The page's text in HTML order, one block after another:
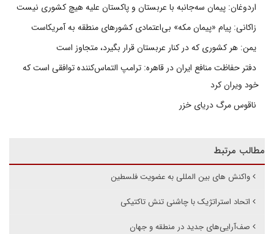
اردوغان: پیمان سه‌جانبه با عربستان و پاکستان علیه هیچ کشوری نیست
زاکانی: پیام «پیمان مکه» بی‌اعتمادی کشورهای منطقه به آمریکاست
یمن: هر کشوری که در کنار عربستان قرار بگیرد، متجاوز است
دفتر حفاظت منافع ایران در قاهره: ترامپ التماس‌کننده توافقی است که
خود ویران کرد
ناقوس مرگ دریای خزر
مطالب مرتبط
واکنش های بین المللی به عضویت فلسطین
اتحاد استراتژیک با چاشنی تنش تاکتیکی
صف‌آرایی‌های جدید در منطقه و جهان